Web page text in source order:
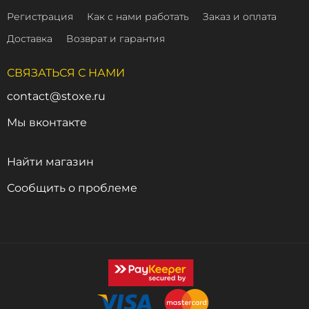
Регистрация Как с нами работать
Заказ и оплата
Доставка
Возврат и гарантия
СВЯЗАТЬСЯ С НАМИ
contact@stoxe.ru
Мы вконтакте
Найти магазин
Сообщить о проблеме